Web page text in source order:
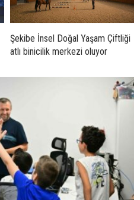
Şekibe İnsel Doğal Yaşam Çiftliği
atlı binicilik merkezi oluyor